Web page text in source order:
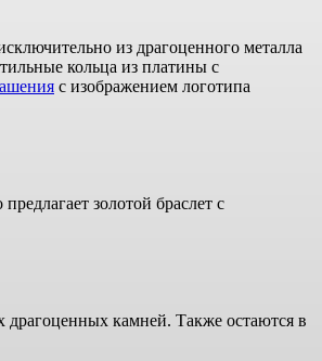
из драгоценного металла
кольца из платины с
с изображением логотипа
золотой браслет с
камней. Также остаются в